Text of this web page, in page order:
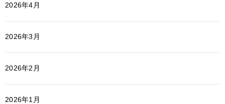
2026年4月
2026年3月
2026年2月
2026年1月